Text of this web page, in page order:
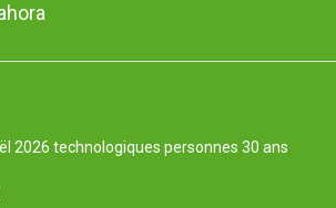
2026 technologiques personnes 30 ans